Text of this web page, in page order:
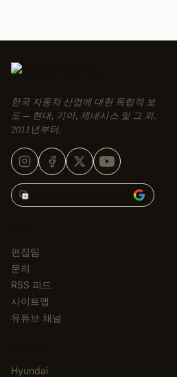
한국 자동차 산업에 대한 독립적 보
도 — 현대, 기아, 제네시스 및 그 외.
2011년부터.
Korean Car Blog 추가 →
편집팀
문의
RSS 피드
사이트맵
유튜브 채널
Hyundai